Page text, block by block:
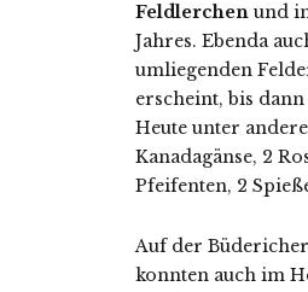
Feldlerchen und
Jahres. Ebenda
umliegenden
erscheint, bis
Heute unter
Kanadagänse, 2
Pfeifenten, 2
Auf der Büdericher
konnten auch im